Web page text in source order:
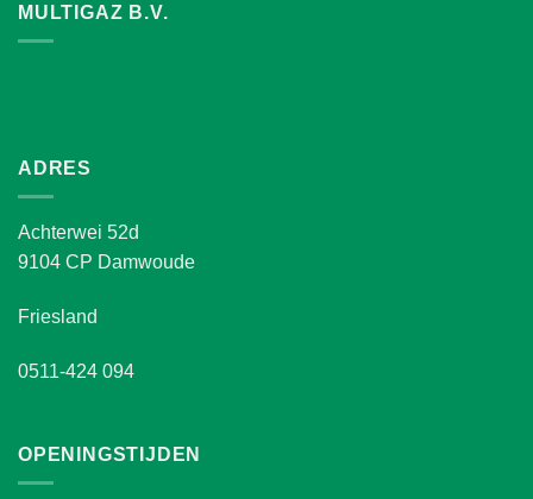
MULTIGAZ B.V.
ADRES
Achterwei 52d
9104 CP Damwoude
Friesland
0511-424 094
OPENINGSTIJDEN